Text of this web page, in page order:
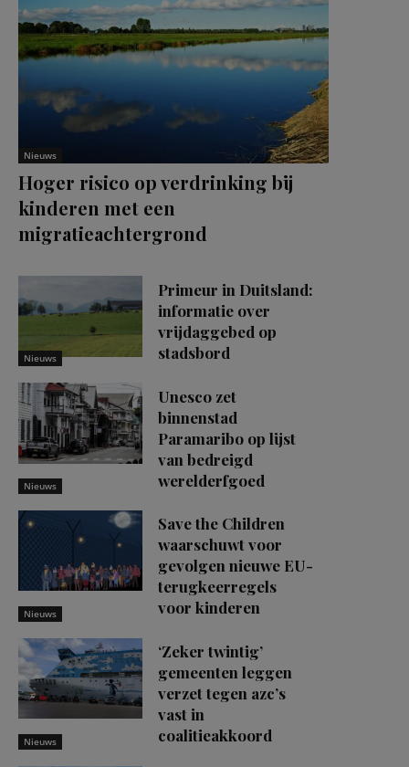
Nieuws
Hoger risico op verdrinking bij
kinderen met een
migratieachtergrond
Nieuws
Primeur in Duitsland:
informatie over
vrijdaggebed op
stadsbord
Nieuws
Unesco zet
binnenstad
Paramaribo op lijst
van bedreigd
werelderfgoed
Nieuws
Save the Children
waarschuwt voor
gevolgen nieuwe EU-
terugkeerregels
voor kinderen
Nieuws
‘Zeker twintig’
gemeenten leggen
verzet tegen azc’s
vast in
coalitieakkoord